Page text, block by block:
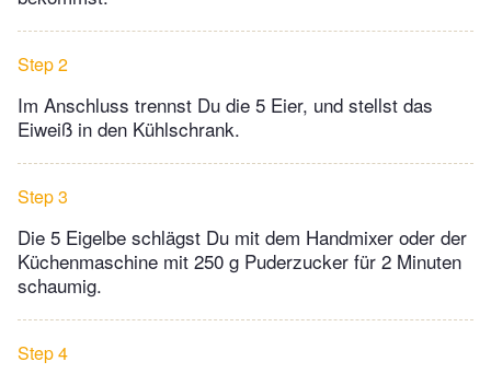
Step 2
Im Anschluss trennst Du die 5 Eier, und stellst das
Eiweiß in den Kühlschrank.
Step 3
Die 5 Eigelbe schlägst Du mit dem Handmixer oder der
Küchenmaschine mit 250 g Puderzucker für 2 Minuten
schaumig.
Step 4